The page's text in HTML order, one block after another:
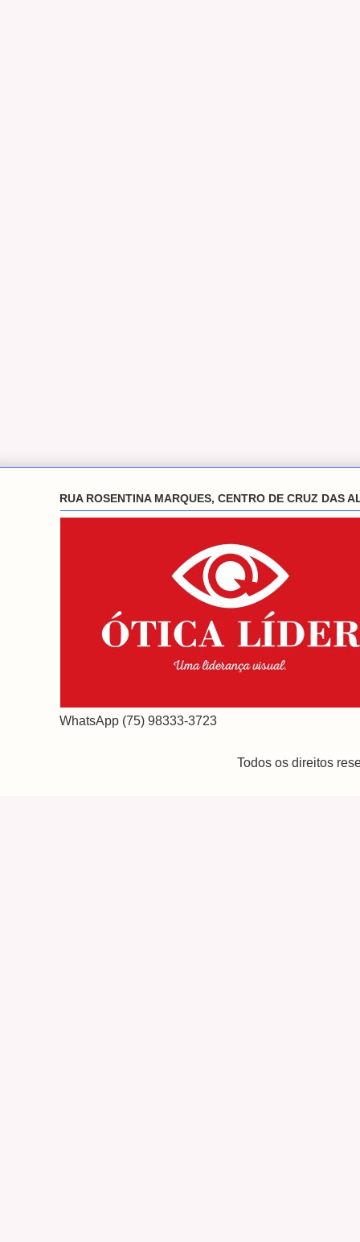
RUA ROSENTINA MARQUES, CENTRO DE CRUZ DAS
WhatsApp (75) 98333-3723
Todos os direitos